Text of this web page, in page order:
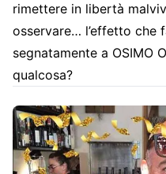
rimettere in libertà
osservare… l’effetto che
segnatamente a OSIMO
qualcosa?